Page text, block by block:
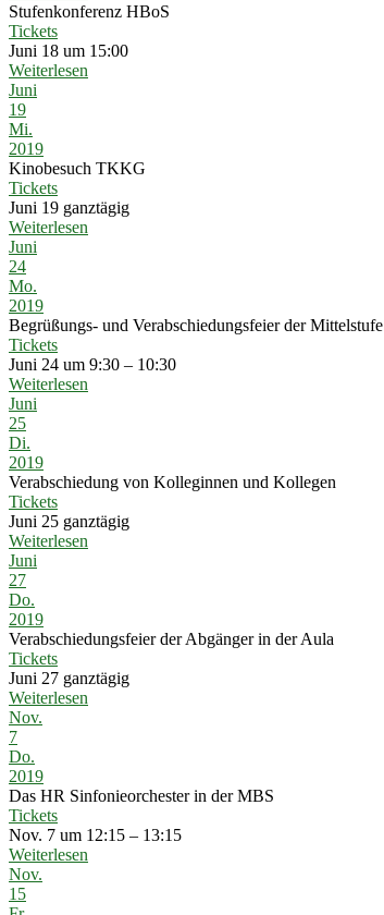
Stufenkonferenz HBoS
Tickets
Juni 18 um 15:00
Weiterlesen
Juni
19
Mi.
2019
Kinobesuch TKKG
Tickets
Juni 19 ganztägig
Weiterlesen
Juni
24
Mo.
2019
Begrüßungs- und Verabschiedungsfeier der Mittelstufe
Tickets
Juni 24 um 9:30 – 10:30
Weiterlesen
Juni
25
Di.
2019
Verabschiedung von Kolleginnen und Kollegen
Tickets
Juni 25 ganztägig
Weiterlesen
Juni
27
Do.
2019
Verabschiedungsfeier der Abgänger in der Aula
Tickets
Juni 27 ganztägig
Weiterlesen
Nov.
7
Do.
2019
Das HR Sinfonieorchester in der MBS
Tickets
Nov. 7 um 12:15 – 13:15
Weiterlesen
Nov.
15